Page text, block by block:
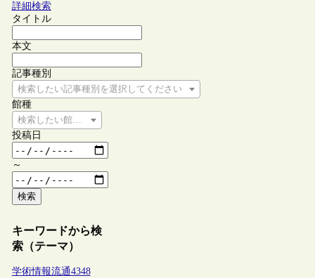
詳細検索
タイトル
本文
記事種別
検索したい記事種別を選択してください
館種
検索したい館種を選択してください
投稿日
～
検索
キーワードから検
索（テーマ）
学術情報流通4348